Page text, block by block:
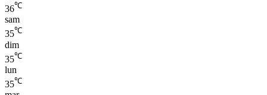
36℃
sam
35℃
dim
35℃
lun
35℃